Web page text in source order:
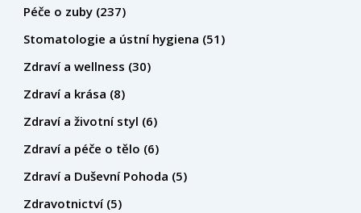
Péče o zuby (237)
Stomatologie a ústní hygiena (51)
Zdraví a wellness (30)
Zdraví a krása (8)
Zdraví a životní styl (6)
Zdraví a péče o tělo (6)
Zdraví a Duševní Pohoda (5)
Zdravotnictví (5)